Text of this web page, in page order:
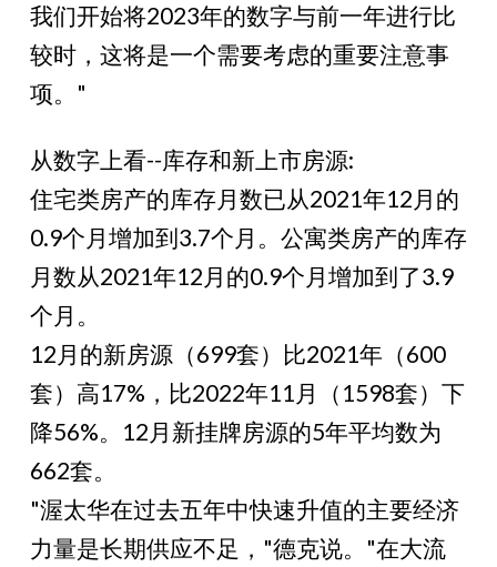
我们开始将2023年的数字与前一年进行比
较时，这将是一个需要考虑的重要注意事
项。"
从数字上看--库存和新上市房源:
住宅类房产的库存月数已从2021年12月的
0.9个月增加到3.7个月。公寓类房产的库存
月数从2021年12月的0.9个月增加到了3.9
个月。
12月的新房源（699套）比2021年（600
套）高17%，比2022年11月（1598套）下
降56%。12月新挂牌房源的5年平均数为
662套。
"渥太华在过去五年中快速升值的主要经济
力量是长期供应不足，"德克说。"在大流